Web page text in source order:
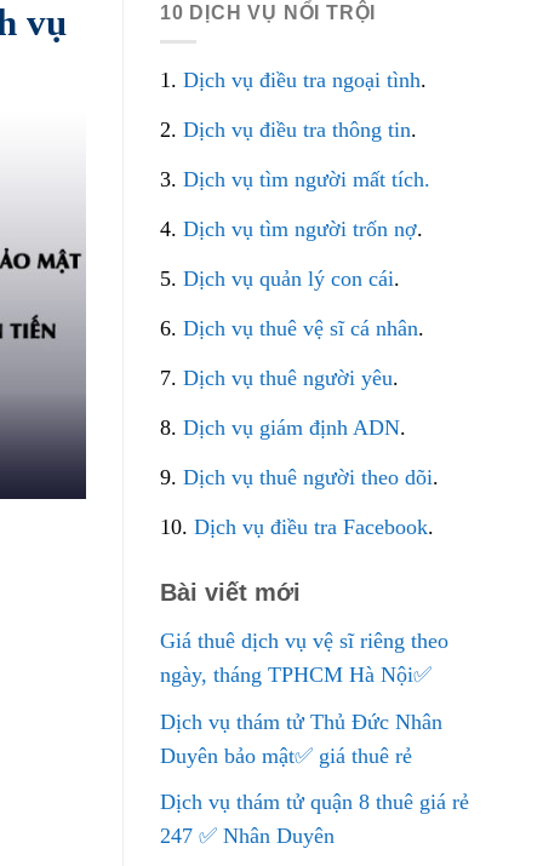
vụ
10 DỊCH VỤ NỔI TRỘI
1. Dịch vụ điều tra ngoại tình.
2. Dịch vụ điều tra thông tin.
3. Dịch vụ tìm người mất tích.
4. Dịch vụ tìm người trốn nợ.
5. Dịch vụ quản lý con cái.
6. Dịch vụ thuê vệ sĩ cá nhân.
7. Dịch vụ thuê người yêu.
8. Dịch vụ giám định ADN.
9. Dịch vụ thuê người theo dõi.
10. Dịch vụ điều tra Facebook.
Bài viết mới
Giá thuê dịch vụ vệ sĩ riêng theo
ngày, tháng TPHCM Hà Nội✅
Dịch vụ thám tử Thủ Đức Nhân
Duyên bảo mật✅ giá thuê rẻ
Dịch vụ thám tử quận 8 thuê giá rẻ
247 ✅ Nhân Duyên